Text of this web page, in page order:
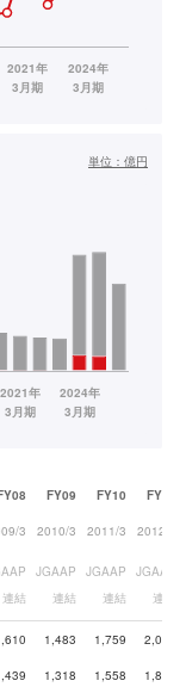
単位： 億円
FY09 FY10 FY11
3 2010/3 2011/3 2012/3
連結
JGAAP
連結
JGAAP
連結
JGAAP
連結
1,483 1,759 2,037
1,318 1,558 1,816